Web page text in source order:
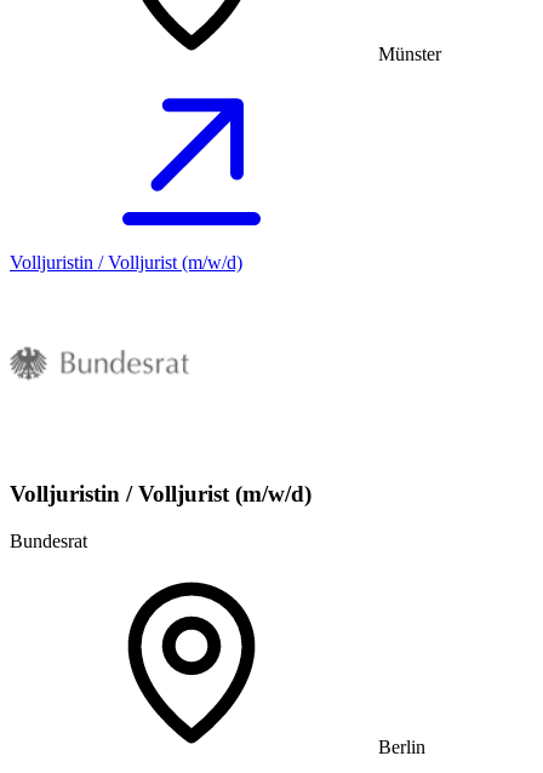
Münster
Volljuristin / Volljurist (m/w/d)
Volljuristin / Volljurist (m/w/d)
Bundesrat
Berlin